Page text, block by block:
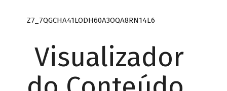
Z7_7QGCHA41LODH60A3OQA8RN14L6
Visualizador